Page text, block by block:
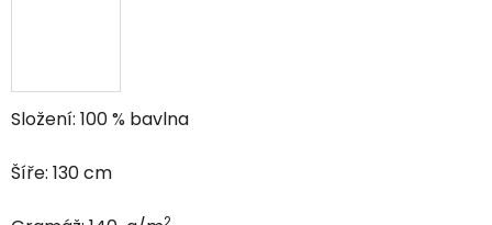
Složení: 100 % bavlna
Šíře: 130 cm
2